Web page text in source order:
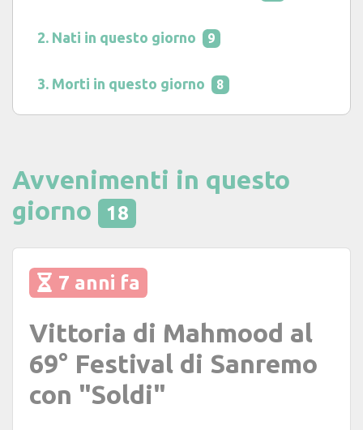
Nati in questo giorno 9
Morti in questo giorno 8
Avvenimenti in questo
giorno
18
7 anni fa
Vittoria di Mahmood al
69° Festival di Sanremo
con "Soldi"